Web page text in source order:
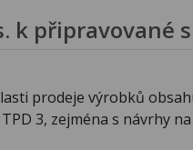
k připravované
prodeje výrobků
3, zejména s návrhy